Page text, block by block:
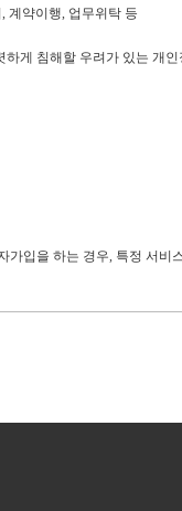
, 계약이행, 업무위탁 등
게 침해할 우려가 있는 개
가입을 하는 경우, 특정 서비